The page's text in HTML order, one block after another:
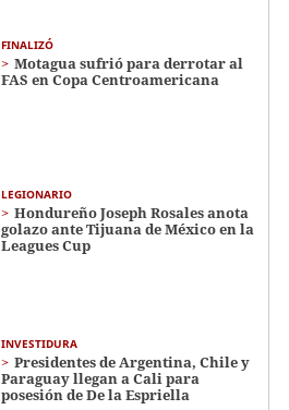
FINALIZÓ
Motagua sufrió para derrotar al
FAS en Copa Centroamericana
LEGIONARIO
Hondureño Joseph Rosales anota
golazo ante Tijuana de México en la
Leagues Cup
INVESTIDURA
Presidentes de Argentina, Chile y
Paraguay llegan a Cali para
posesión de De la Espriella